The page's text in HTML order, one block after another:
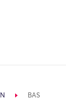
BAS